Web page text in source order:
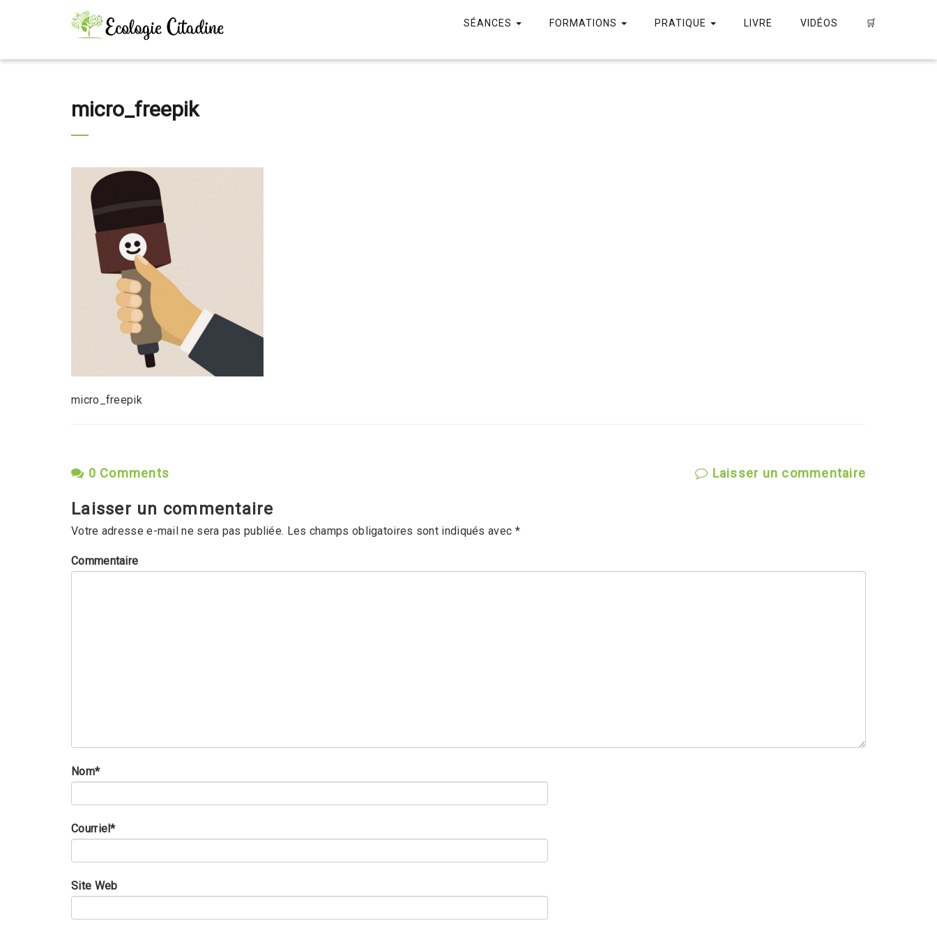
SÉANCES FORMATIONS PRATIQUE LIVRE VIDÉOS 🛒
micro_freepik
micro_freepik
0 Comments Laisser un commentaire
Laisser un commentaire
Votre adresse e-mail ne sera pas publiée. Les champs obligatoires sont indiqués avec *
Commentaire
Nom*
Courriel*
Site Web